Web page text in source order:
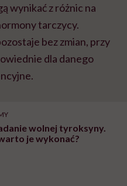
wynikać z różnic na
tarczycy.
bez zmian, przy
dla danego
wolnej tyroksyny.
je wykonać?